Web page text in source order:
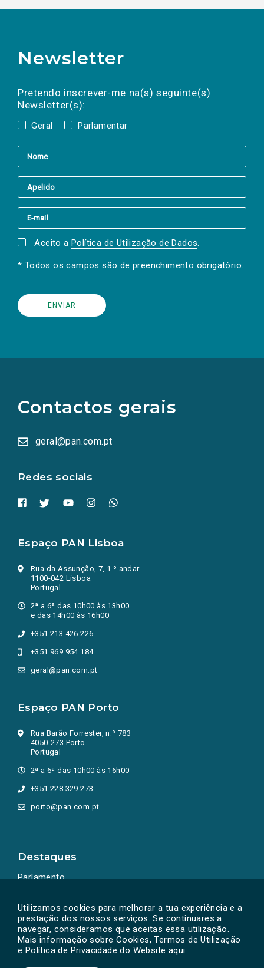
Utilizamos cookies para melhorar a tua experiência e a
prestação dos nossos serviços. Se continuares a
navegar, consideramos que aceitas essa utilização.
Mais informação sobre Cookies, Termos de Utilização
e Política de Privacidade do Website aqui.
Newsletter
Pretendo inscrever-me na(s) seguinte(s)
Newsletter(s):
Geral Parlamentar
a(s) newsletter(s).
mail
Aceito a Política de Utilização de Dados.
* Todos os campos são de preenchimento obrigatório.
Contactos gerais
geral@pan.com.pt
Redes sociais
redes
sociais
numa
nova
Espaço PAN Lisboa
Rua da Assunção, 7, 1.º andar
1100-042 Lisboa
Portugal
2ª a 6ª das 10h00 às 13h00
e das 14h00 às 16h00
+351 213 426 226
+351 969 954 184
geral@pan.com.pt
Espaço PAN Porto
Rua Barão Forrester, n.º 783
4050-273 Porto
Portugal
2ª a 6ª das 10h00 às 16h00
+351 228 329 273
porto@pan.com.pt
Destaques
Parlamento